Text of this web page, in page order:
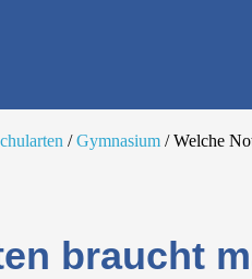
Schule
/ Gymnasium /Welche
braucht